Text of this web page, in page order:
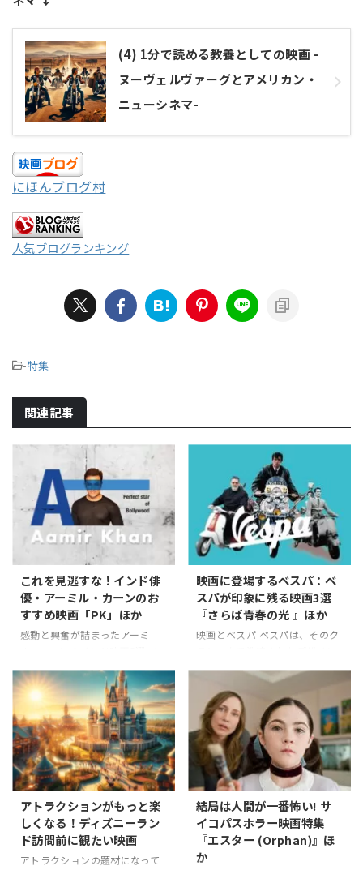
(4) 1分で読める教養としての映画 -
ヌーヴェルヴァーグとアメリカン・
ニューシネマ-
にほんブログ村
人気ブログランキング
-特集
関連記事
これを見逃すな！インド俳
優・アーミル・カーンのお
すすめ映画「PK」ほか
感動と興奮が詰まったアーミ
ンド映画界において、アーミ
ル・カーンほど多才で影響力の
ある俳優は少ないでしょう。彼
の映画は、観客に感動と興奮を
もたらし、同時に社会問題や人
間の本質について考えさせる深
いメッセージを持っています。
俳優、プロデューサー、そして
監督としても活躍するアーミ
ル・カーンは、単なるエンター
テイメントを超えた映画作りを
追求し続けています。 今回紹介
する5本の映画は、アーミル・カ
映画に登場するベスパ：ベ
スパが印象に残る映画3選
『さらば青春の光 』ほか
映画とベスパ ベスパは、そのク
から、映画においても多くの印
象的なシーンを彩っています。
今回は、ベスパが特に印象的に
登場する3つの映画を紹介しま
す。 ベスパと映画の関係性 ベス
パは、1946年にイタリアのピア
ッジオ社によって開発されたス
クーターです。その名前はイタ
リア語で「スズメバチ」を意味
し、その独特なデザインと軽快
な走行性能から、瞬く間に世界
中で人気を博しました。ベスパ
は、単なる移動手段にとどまら
アトラクションがもっと楽
しくなる！ディズニーラン
ド訪問前に観たい映画
アトラクションの題材になって
結局は人間が一番怖い! サ
イコパスホラー映画特集
『エスター (Orphan)』ほ
か